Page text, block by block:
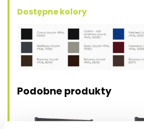
Dostępne kolory
Podobne produkty